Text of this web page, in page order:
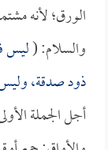
الورق؛ لأنه
والسلام: (ليس
ذود صدقة،
أجل الجملة